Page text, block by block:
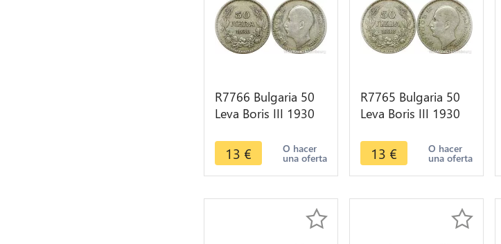
R7766 Bulgaria 50
Leva Boris III 1930
offer
13 € O hacer
una oferta
R7765 Bulgaria 50
Leva Boris III 1930
offer
13 € O hacer
una oferta